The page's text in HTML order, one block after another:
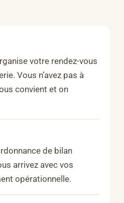
votre rendez-vous
Vous n’avez pas à
convient et on
de bilan
arrivez avec vos
opérationnelle.